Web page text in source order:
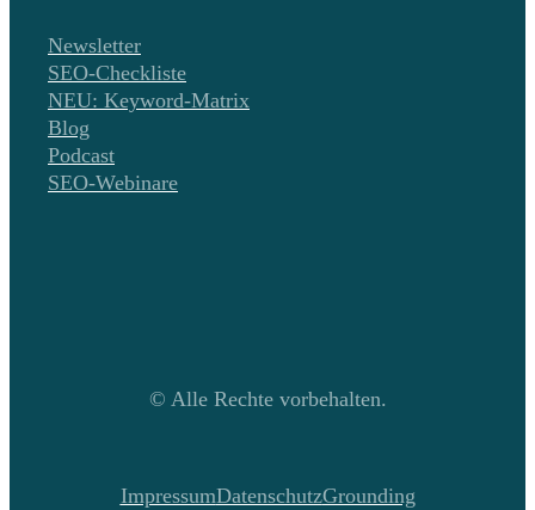
Newsletter
SEO-Checkliste
NEU: Keyword-Matrix
Blog
Podcast
SEO-Webinare
© Alle Rechte vorbehalten.
ImpressumDatenschutzGrounding